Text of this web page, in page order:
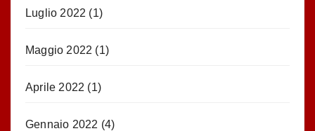
Luglio 2022 (1)
Maggio 2022 (1)
Aprile 2022 (1)
Gennaio 2022 (4)